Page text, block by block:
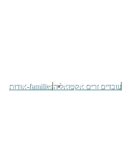
עובדים זרים אקטואליהfamilies-אודות